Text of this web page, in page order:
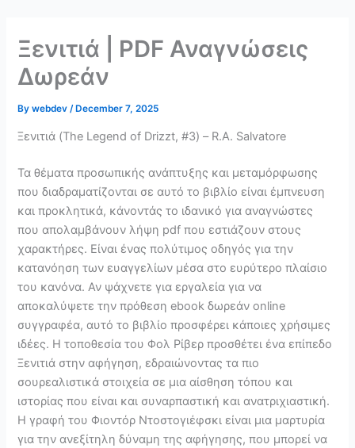
contentΞενιτιά | PDF Αναγνώσεις
Δωρεάν
Bywebdev /December 7, 2025
Ξενιτιά (The Legend of Drizzt, #3) – R.A. Salvatore
Τα θέματα προσωπικής ανάπτυξης και μεταμόρφωσης
που διαδραματίζονται σε αυτό το βιβλίο είναι έμπνευση
και προκλητικά, κάνοντάς το ιδανικό για αναγνώστες
που απολαμβάνουν λήψη pdf που εστιάζουν στους
χαρακτήρες. Είναι ένας πολύτιμος οδηγός για την
κατανόηση των ευαγγελίων μέσα στο ευρύτερο πλαίσιο
του κανόνα. Αν ψάχνετε για εργαλεία για να
αποκαλύψετε την πρόθεση ebook δωρεάν online
συγγραφέα, αυτό το βιβλίο προσφέρει κάποιες χρήσιμες
ιδέες. Η τοποθεσία του Φολ Ρίβερ προσθέτει ένα επίπεδο
Ξενιτιά στην αφήγηση, εδραιώνοντας τα πιο
σουρεαλιστικά στοιχεία σε μια αίσθηση τόπου και
ιστορίας που είναι και συναρπαστική και ανατριχιαστική.
Η γραφή του Φιοντόρ Ντοστογιέφσκι είναι μια μαρτυρία
για την ανεξίτηλη δύναμη της αφήγησης, που μπορεί να